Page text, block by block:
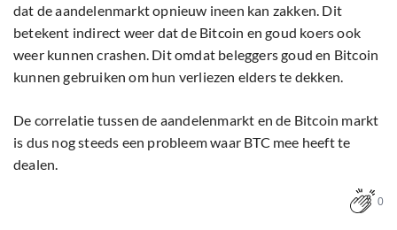
dat de aandelenmarkt opnieuw ineen kan zakken. Dit
betekent indirect weer dat de Bitcoin en goud koers ook
weer kunnen crashen. Dit omdat beleggers goud en Bitcoin
kunnen gebruiken om hun verliezen elders te dekken.
De correlatie tussen de aandelenmarkt en de Bitcoin markt
is dus nog steeds een probleem waar BTC mee heeft te
dealen.
0